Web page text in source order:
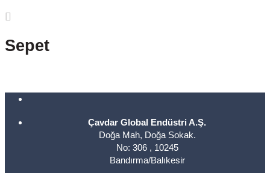
Sepet
Çavdar Global Endüstri A.Ş.
Doğa Mah, Doğa Sokak.
No: 306 , 10245
Bandırma/Balıkesir